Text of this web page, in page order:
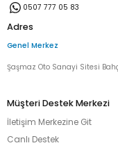
0507 777 05 83
Adres
Genel Merkez
Şaşmaz Oto Sanayi Sitesi
Müşteri Destek Merkezi
İletişim Merkezine Git
Canlı Destek